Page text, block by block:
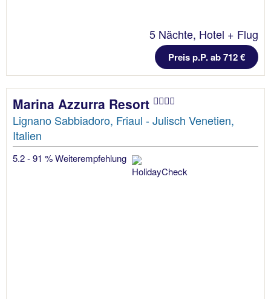
5 Nächte, Hotel + Flug
Preis p.P. ab 712 €
Marina Azzurra Resort
Lignano Sabbiadoro, Friaul - Julisch Venetien,
Italien
5.2 - 91 % Weiterempfehlung